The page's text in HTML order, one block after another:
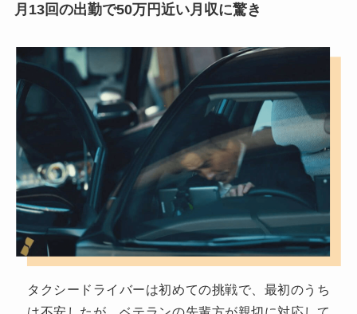
月13回の出勤で50万円近い月収に驚き
タクシードライバーは初めての挑戦で、最初のうち